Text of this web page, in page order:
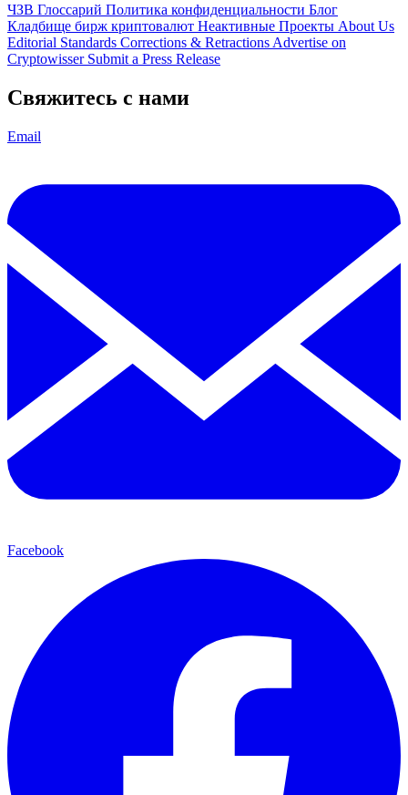
ЧЗВ Глоссарий Политика конфиденциальности Блог
Кладбище бирж криптовалют Неактивные Проекты About Us
Editorial Standards Corrections & Retractions Advertise on
Cryptowisser Submit a Press Release
Свяжитесь с нами
Email
Facebook